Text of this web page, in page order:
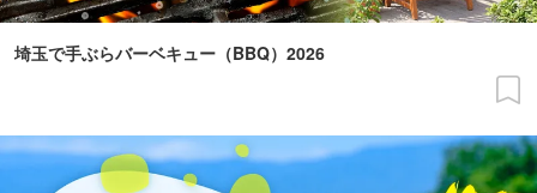
埼玉で手ぶらバーベキュー（BBQ）2026